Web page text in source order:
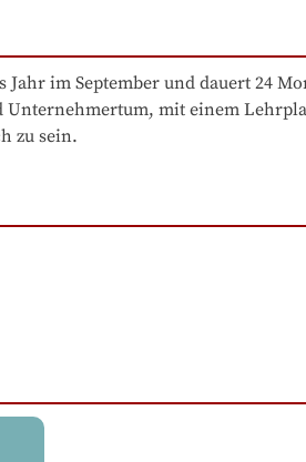
im September und dauert 24
mit einem
zu sein.